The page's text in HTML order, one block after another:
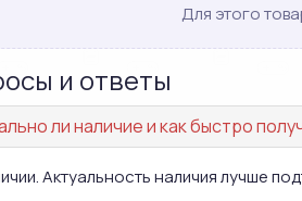
Для этого
и ответы
ли наличие и как быстро
Актуальность наличия лучше